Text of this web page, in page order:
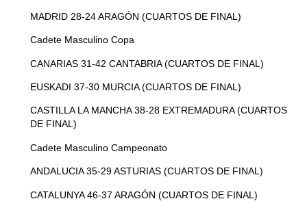
Gestionar el consentimiento
de las cookies
MADRID 28-24 ARAGÓN (CUARTOS DE FINAL)
Cadete Masculino Copa
CANARIAS 31-42 CANTABRIA (CUARTOS DE FINAL)
EUSKADI 37-30 MURCIA (CUARTOS DE FINAL)
CASTILLA LA MANCHA 38-28 EXTREMADURA (CUARTOS
DE FINAL)
Cadete Masculino Campeonato
ANDALUCIA 35-29 ASTURIAS (CUARTOS DE FINAL)
CATALUNYA 46-37 ARAGÓN (CUARTOS DE FINAL)